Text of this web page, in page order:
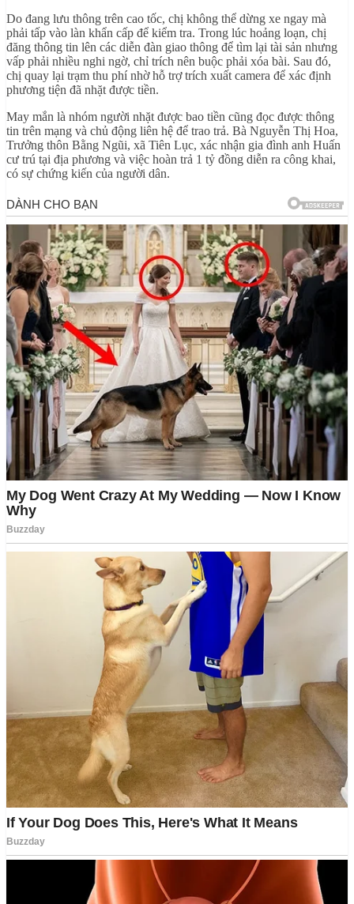
Do đang lưu thông trên cao tốc, chị không thể dừng xe ngay mà
phải tấp vào làn khẩn cấp để kiểm tra. Trong lúc hoảng loạn, chị
đăng thông tin lên các diễn đàn giao thông để tìm lại tài sản nhưng
vấp phải nhiều nghi ngờ, chỉ trích nên buộc phải xóa bài. Sau đó,
chị quay lại trạm thu phí nhờ hỗ trợ trích xuất camera để xác định
phương tiện đã nhặt được tiền.
May mắn là nhóm người nhặt được bao tiền cũng đọc được thông
tin trên mạng và chủ động liên hệ để trao trả. Bà Nguyễn Thị Hoa,
Trưởng thôn Bằng Ngũi, xã Tiên Lục, xác nhận gia đình anh Huấn
cư trú tại địa phương và việc hoàn trả 1 tỷ đồng diễn ra công khai,
có sự chứng kiến của người dân.